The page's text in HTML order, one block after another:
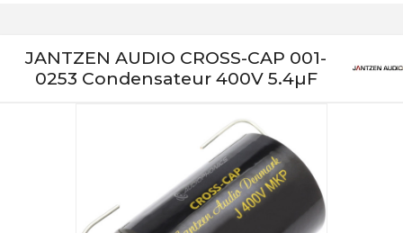
JANTZEN AUDIO CROSS-CAP 001-
0253 Condensateur 400V 5.4µF